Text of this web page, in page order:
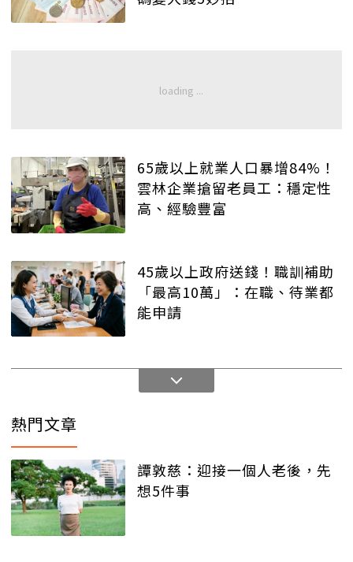
65歲以上就業人口暴增84%！
雲林企業搶留老員工：穩定性
高、經驗豐富
45歲以上政府送錢！職訓補助
「最高10萬」：在職、待業都
能申請
熱門文章
譚敦慈：迎接一個人老後，先
想5件事